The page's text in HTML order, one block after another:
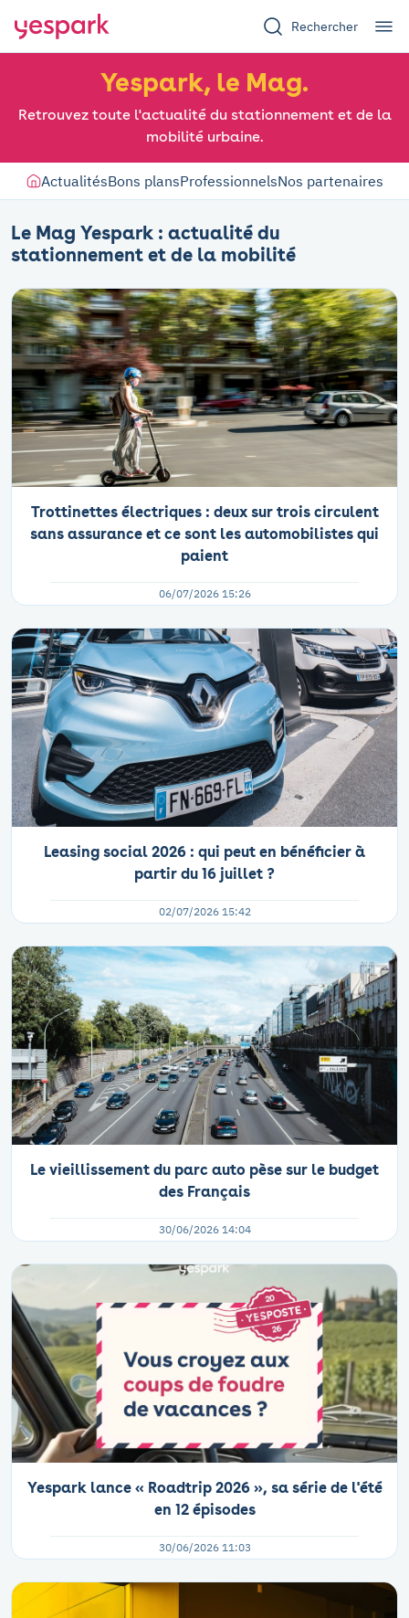
Rechercher
Yespark, le Mag.
Retrouvez toute l'actualité du stationnement et de la
mobilité urbaine.
ActualitésBons plansProfessionnelsNos partenaires
Le Mag Yespark : actualité du
stationnement et de la mobilité
Trottinettes électriques : deux sur trois circulent
sans assurance et ce sont les automobilistes qui
paient
06/07/2026 15:26
Leasing social 2026 : qui peut en bénéficier à
partir du 16 juillet ?
02/07/2026 15:42
Le vieillissement du parc auto pèse sur le budget
des Français
30/06/2026 14:04
Yespark lance « Roadtrip 2026 », sa série de l'été
en 12 épisodes
30/06/2026 11:03